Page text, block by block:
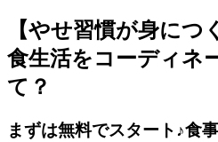
【やせ習慣が身につ
食生活をコーディネ
て？
まずは無料でスタート♪食